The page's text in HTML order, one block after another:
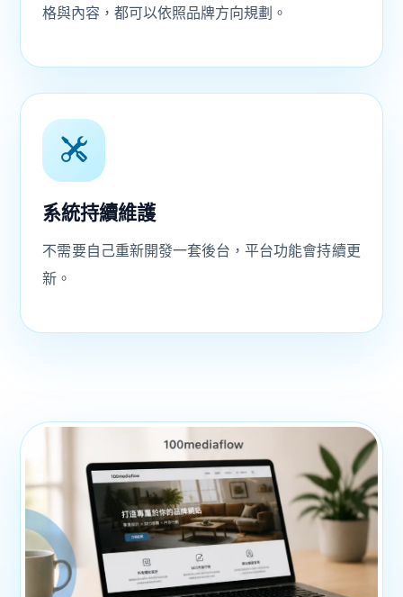
格與內容，都可以依照品牌方向規劃。
系統持續維護
不需要自己重新開發一套後台，平台功能會持續更
新。